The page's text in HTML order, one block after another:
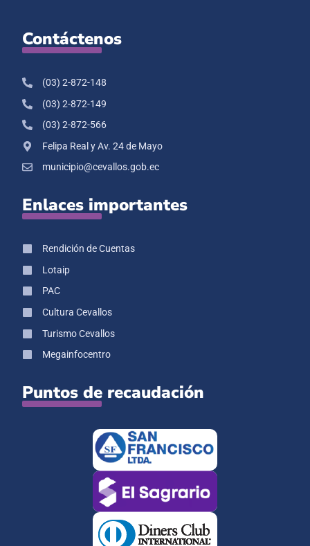
Contáctenos
(03) 2-872-148
(03) 2-872-149
(03) 2-872-566
Felipa Real y Av. 24 de Mayo
municipio@cevallos.gob.ec
Enlaces importantes
Rendición de Cuentas
Lotaip
PAC
Cultura Cevallos
Turismo Cevallos
Megainfocentro
Puntos de recaudación